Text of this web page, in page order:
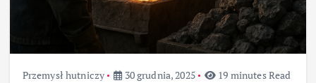
Przemysł hutniczy 30 grudnia, 2025 19 minutes Read